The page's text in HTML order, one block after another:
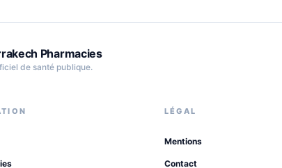
Pharmacies
de santé publique.
LÉGAL
Mentions
Contact